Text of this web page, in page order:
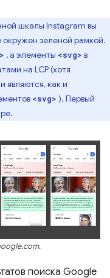
шкалы Instagram вы
окружен зеленой рамкой.
, а элементы <svg> в
на LCP (хотя
являются, как и
<svg> ). Первый
поиска Google